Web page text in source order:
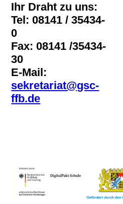
Ihr Draht zu uns:
Tel: 08141 / 35434-
0
Fax: 08141 /35434-
30
E-Mail:
sekretariat@gsc-
ffb.de